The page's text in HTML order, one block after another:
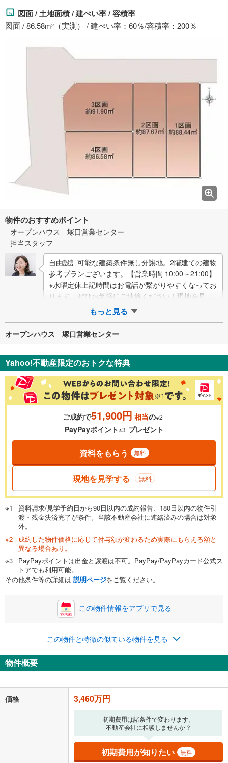
図面 / 土地面積 / 建ぺい率 / 容積率
図面 / 86.58m2 （実測） / 建ぺい率：60％/容積率：200％
物件のおすすめポイント
オープンハウス 塚口営業センター
担当スタッフ
自由設計可能な建築条件無し分譲地。2階建ての建物
参考プランございます。【営業時間 10:00～21:00】
※水曜定休上記時間はお電話が繋がりやすくなってお
ります。ぜひお気軽にご連絡ください！現地を見学
される場合は「室内・現地を見学…
もっと見る
オープンハウス 塚口営業センター
Yahoo!不動産限定のおトクな特典
ご成約で51,900円 相当の※2
PayPayポイント※3 プレゼント
資料をもらう 無料
現地を見学する 無料
資料請求/見学予約日から90日以内の成約報告、180日以内の物件引
渡・残金決済完了が条件。当該不動産会社に連絡済みの場合は対象
外。
成約した物件価格に応じて付与額が変わるため実際にもらえる額と
異なる場合あり。
PayPayポイントは出金と譲渡は不可。PayPay/PayPayカード公式ス
トアでも利用可能。
その他条件等の詳細は 説明ページをご覧ください。
この物件情報をアプリで見る
この物件と特徴の似ている物件を見る
物件概要
価格 3,460万円
初期費用は諸条件で変わります。
不動産会社に相談しませんか？
初期費用が知りたい 無料